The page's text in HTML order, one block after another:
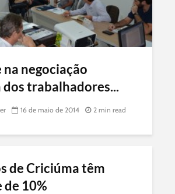
na negociação
trabalhadores...
16 de maio de 2014 2 min read
de Criciúma têm
10%